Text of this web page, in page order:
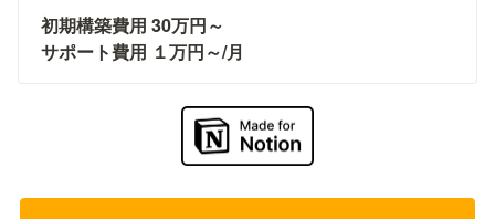
初期構築費用 30万円～
サポート費用 １万円～/月